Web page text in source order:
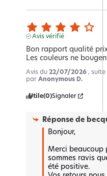
Avis vérifié
Bon rapport qualité
Les couleurs ne
Avis du 22/07/2026 , suite
par Anonymous D.
Utile(0)Signaler
Réponse de
Bonjour,
Merci beaucoup
sommes ravis
été positive.